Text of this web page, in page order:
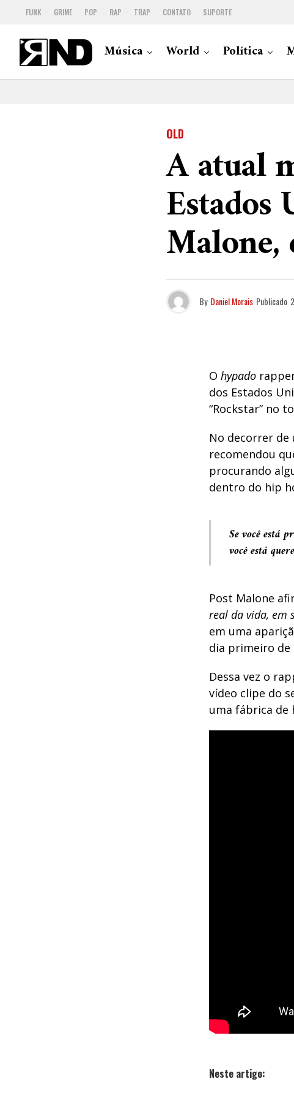
FUNK GRIME POP RAP TRAP CONTATO SUPORTE
Música World Política
OLD
A atual
Estados
By Daniel Morais Publicado
O hypado
dos Estados
“Rockstar” no
No decorrer
recomendou
procurando
dentro do hip
Se você está
você está
Post Malone
real da vida, em
em uma
dia primeiro de
Dessa vez o
vídeo clipe do
uma fábrica de
Neste artigo: